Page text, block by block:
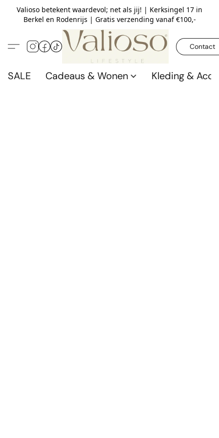
Valioso betekent waardevol; net als jij! | Kerksingel 17 in
Berkel en Rodenrijs | Gratis verzending vanaf €100,-
Contact
SALE Cadeaus & Wonen Kleding &